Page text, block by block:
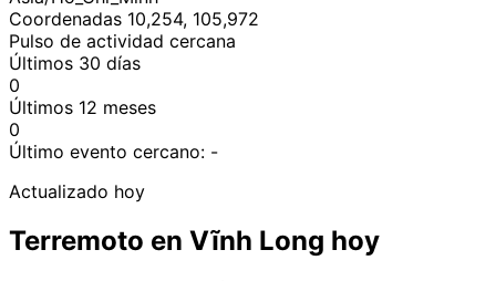
Coordenadas 10,254, 105,972
Pulso de actividad cercana
Últimos 30 días
0
Últimos 12 meses
0
Último evento cercano: -
Actualizado hoy
Terremoto en Vĩnh Long hoy